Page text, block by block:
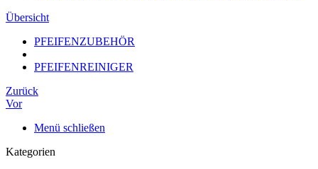
Übersicht
PFEIFENZUBEHÖR
PFEIFENREINIGER
Zurück
Vor
Menü schließen
Kategorien